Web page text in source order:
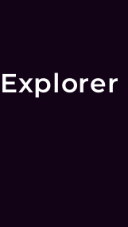
Explorer